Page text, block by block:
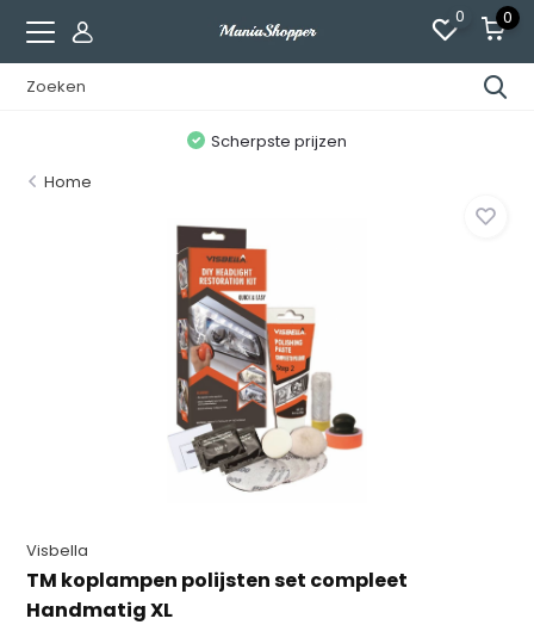
0 0
Scherpste prijzen
Home
Visbella
TM koplampen polijsten set compleet
Handmatig XL